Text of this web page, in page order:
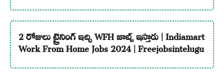
2 రోజులు ట్రైనింగ్ ఇచ్చి WFH జాబ్స్ ఇస్తారు | Indiamart
Work From Home Jobs 2024 | Freejobsintelugu